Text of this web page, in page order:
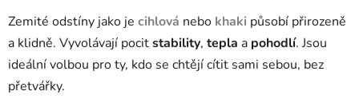
Zemité odstíny jako je cihlová nebo khaki působí přirozeně
a klidně. Vyvolávají pocitstability, tepla a pohodlí. Jsou
ideální volbou pro ty, kdo se chtějí cítit sami sebou, bez
přetvářky.